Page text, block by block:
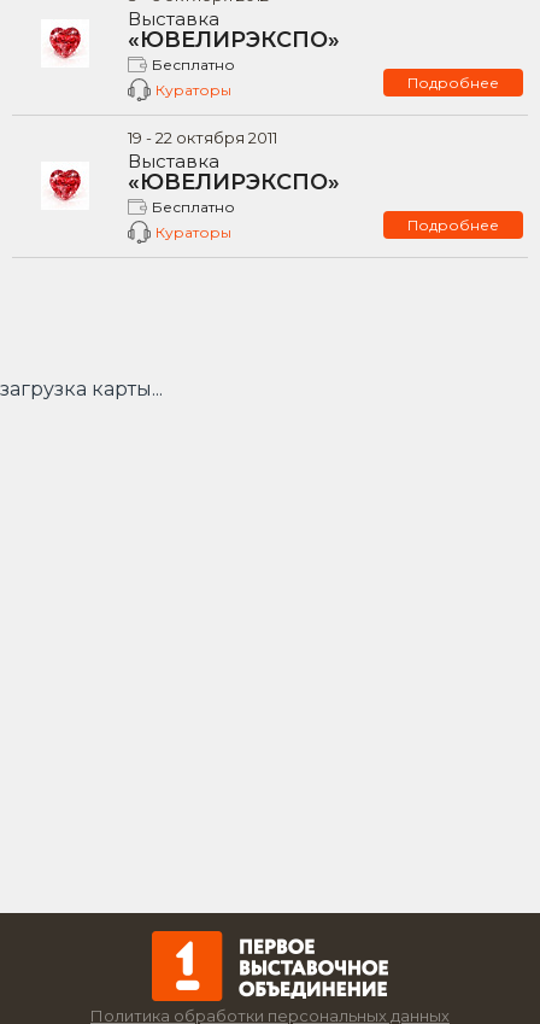
Выставка
«ЮВЕЛИРЭКСПО»
Бесплатно
Кураторы
Подробнее
19 -22 октября 2011
Выставка
«ЮВЕЛИРЭКСПО»
Бесплатно
Кураторы
Подробнее
загрузка карты...
Политика обработки персональных данных